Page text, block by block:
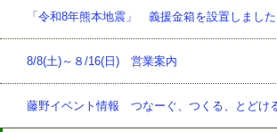
「令和8年熊本地震」 義援金箱を設置しました
8/8(土)～８/16(日) 営業案内
藤野イベント情報 つなーぐ、つくる、とどける